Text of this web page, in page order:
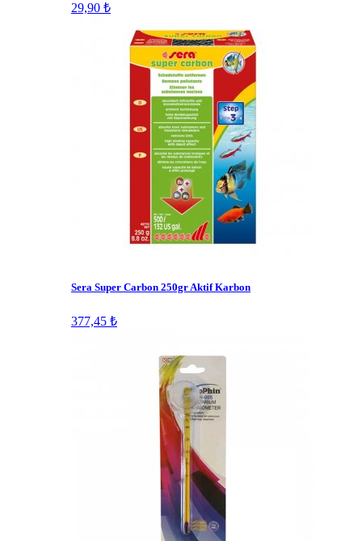
29,90 ₺
Sera Super Carbon 250gr Aktif Karbon
377,45 ₺